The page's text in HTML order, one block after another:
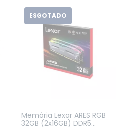
ESGOTADO
Memória Lexar ARES RGB
32GB (2x16GB) DDR5